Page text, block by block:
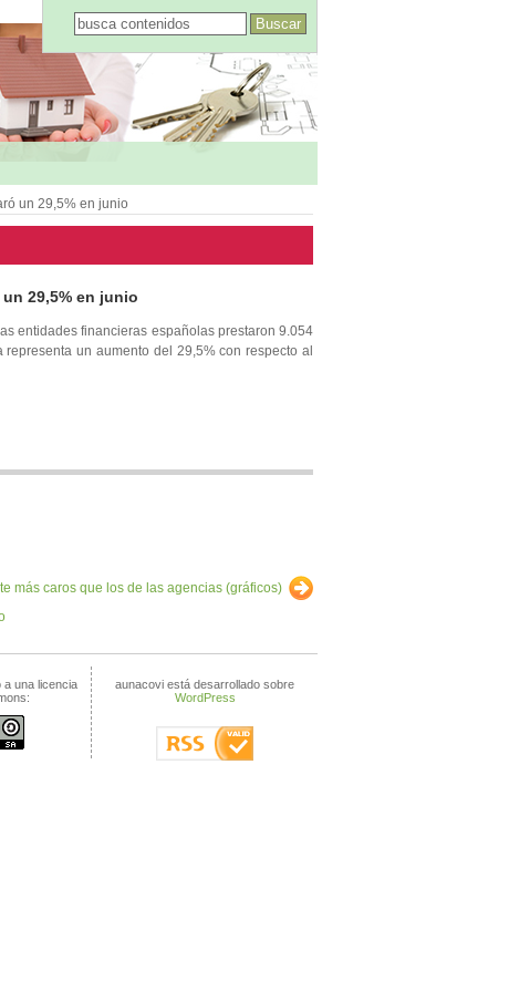
un 29,5% en junio
29,5% en junio
entidades financieras españolas prestaron 9.054
un aumento del 29,5% con respecto al
más caros que los de las agencias (gráficos)
a una licencia
aunacovi está desarrollado sobre
WordPress